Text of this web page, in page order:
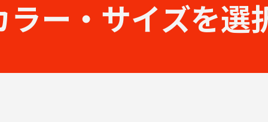
ラー・サイズを選